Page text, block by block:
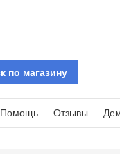
Помощь Отзывы